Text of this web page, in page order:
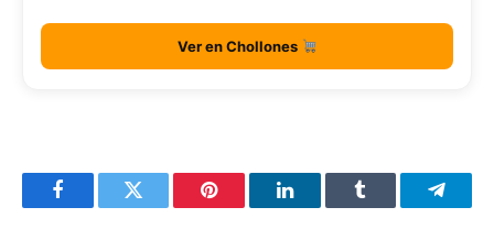
Ver en Chollones
FacebookTwitter Pinterest LinkedInTumblr